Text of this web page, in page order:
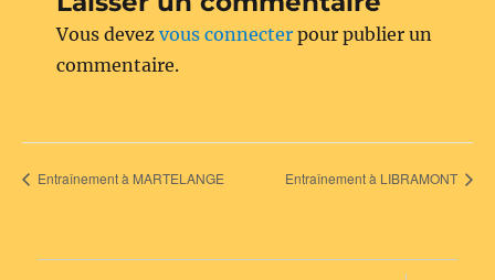
Vous devezvous connecter pour publier un
commentaire.
Entraînement à MARTELANGE Entraînement à LIBRAMONT